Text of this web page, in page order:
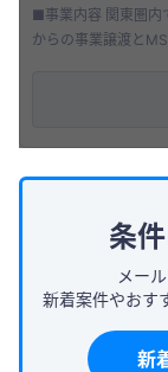
■事業内容 関東圏内で3
からの事業譲渡とMS法
条
メー
新着案件やおす
新